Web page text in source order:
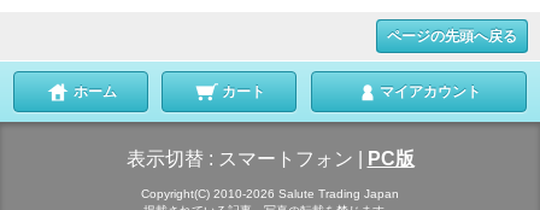
ページの先頭へ戻る
ホーム カート マイアカウント
表示切替 : スマートフォン PC版
Copyright(C) 2010-2026 Salute Trading Japan